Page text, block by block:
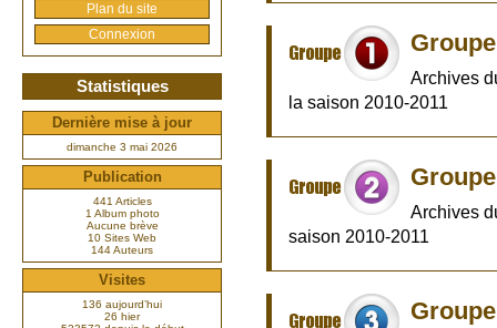
Archives
la saison 2010-2011
Archives
saison 2010-2011
Plan du site
Connexion
Statistiques
Dernière mise à jour
dimanche 3 mai 2026
Publication
441 Articles
1 Album photo
Aucune brève
10 Sites Web
144 Auteurs
Visites
136 aujourd’hui
26 hier